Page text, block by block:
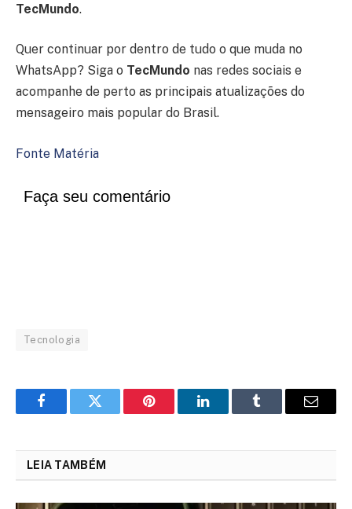
TecMundo.
Quer continuar por dentro de tudo o que muda no
WhatsApp? Siga o TecMundo nas redes sociais e
acompanhe de perto as principais atualizações do
mensageiro mais popular do Brasil.
Fonte Matéria
Faça seu comentário
Tecnologia
FacebookTwitter Pinterest LinkedInTumblr Email
LEIA TAMBÉM